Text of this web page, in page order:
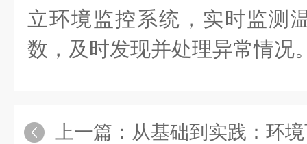
立环境监控系统，实时监测
数，及时发现并处理异常情况
上一篇： 从基础到实践：环境可靠